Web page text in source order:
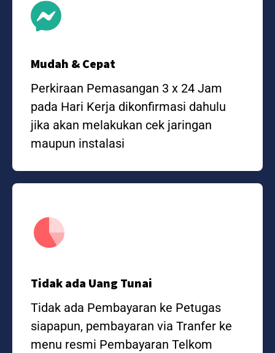
Mudah & Cepat
Perkiraan Pemasangan 3 x 24 Jam
pada Hari Kerja dikonfirmasi dahulu
jika akan melakukan cek jaringan
maupun instalasi
Tidak ada Uang Tunai
Tidak ada Pembayaran ke Petugas
siapapun, pembayaran via Tranfer ke
menu resmi Pembayaran Telkom